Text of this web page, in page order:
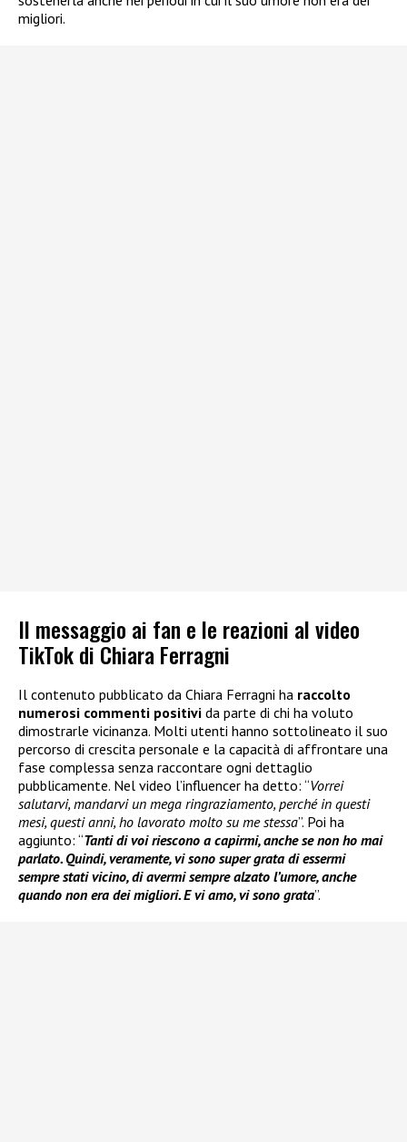
migliori.
Il messaggio ai fan e le reazioni al video
TikTok di Chiara Ferragni
Il contenuto pubblicato da Chiara Ferragni ha raccolto
numerosi commenti positivi da parte di chi ha voluto
dimostrarle vicinanza. Molti utenti hanno sottolineato il suo
percorso di crescita personale e la capacità di affrontare una
fase complessa senza raccontare ogni dettaglio
pubblicamente. Nel video l’influencer ha detto: “Vorrei
salutarvi, mandarvi un mega ringraziamento, perché in questi
mesi, questi anni, ho lavorato molto su me stessa”. Poi ha
aggiunto: “Tanti di voi riescono a capirmi, anche se non ho mai
parlato. Quindi, veramente, vi sono super grata di essermi
sempre stati vicino, di avermi sempre alzato l’umore, anche
quando non era dei migliori. E vi amo, vi sono grata”.